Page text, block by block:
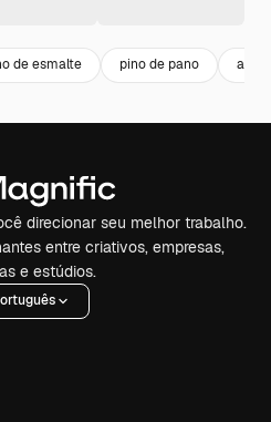
de esmalte pino de pano
direcionar seu melhor trabalho.
entre criativos, empresas,
e estúdios.